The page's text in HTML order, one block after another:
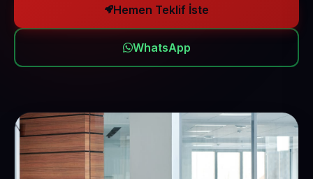
Hemen Teklif İste
WhatsApp